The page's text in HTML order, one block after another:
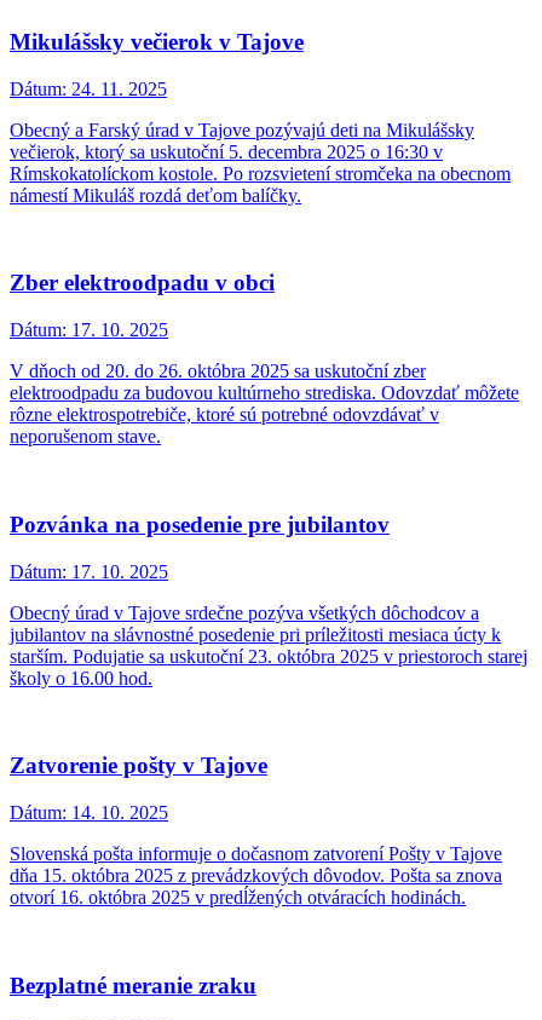
Mikulášsky večierok v Tajove
Dátum: 24. 11. 2025
Obecný a Farský úrad v Tajove pozývajú deti na Mikulášsky
večierok, ktorý sa uskutoční 5. decembra 2025 o 16:30 v
Rímskokatolíckom kostole. Po rozsvietení stromčeka na obecnom
námestí Mikuláš rozdá deťom balíčky.
Zber elektroodpadu v obci
Dátum: 17. 10. 2025
V dňoch od 20. do 26. októbra 2025 sa uskutoční zber
elektroodpadu za budovou kultúrneho strediska. Odovzdať môžete
rôzne elektrospotrebiče, ktoré sú potrebné odovzdávať v
neporušenom stave.
Pozvánka na posedenie pre jubilantov
Dátum: 17. 10. 2025
Obecný úrad v Tajove srdečne pozýva všetkých dôchodcov a
jubilantov na slávnostné posedenie pri príležitosti mesiaca úcty k
starším. Podujatie sa uskutoční 23. októbra 2025 v priestoroch starej
školy o 16.00 hod.
Zatvorenie pošty v Tajove
Dátum: 14. 10. 2025
Slovenská pošta informuje o dočasnom zatvorení Pošty v Tajove
dňa 15. októbra 2025 z prevádzkových dôvodov. Pošta sa znova
otvorí 16. októbra 2025 v predĺžených otváracích hodinách.
Bezplatné meranie zraku